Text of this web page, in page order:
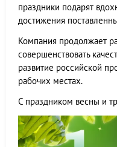
праздники подарят
достижения
Компания продолжает
совершенствовать
развитие российской
рабочих местах.
С праздником весны и